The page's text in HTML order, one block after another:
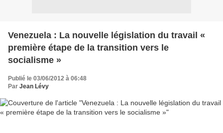
Venezuela : La nouvelle législation du travail «
première étape de la transition vers le
socialisme »
Publié le 03/06/2012 à 06:48
Par Jean Lévy